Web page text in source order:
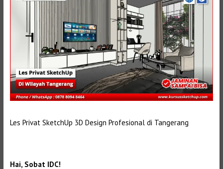
Les Privat SketchUp 3D Design Profesional di Tangerang
Hai, Sobat IDC!